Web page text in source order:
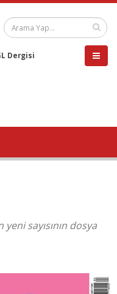
Dergisi
sayısının dosya